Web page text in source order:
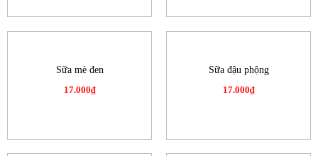
Sữa mè đen
17.000₫
Sữa đậu phộng
17.000₫